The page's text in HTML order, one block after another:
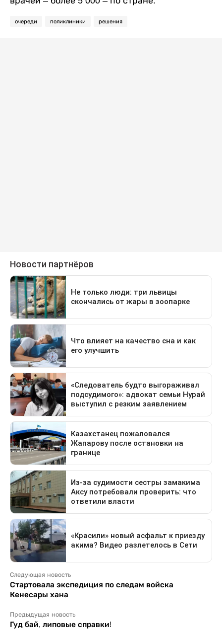
очереди поликлиники решения
Следующая новость
Стартовала экспедиция по следам войска
Кенесары хана
Предыдущая новость
Гуд бай, липовые справки!